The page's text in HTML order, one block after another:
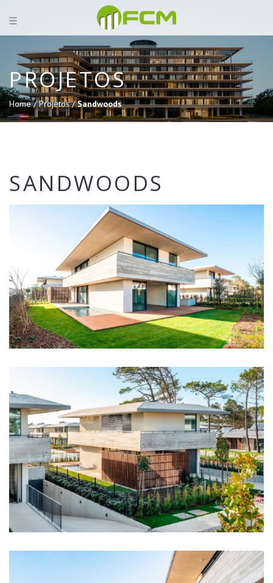
PROJETOS
Home /Projetos /Sandwoods
SANDWOODS